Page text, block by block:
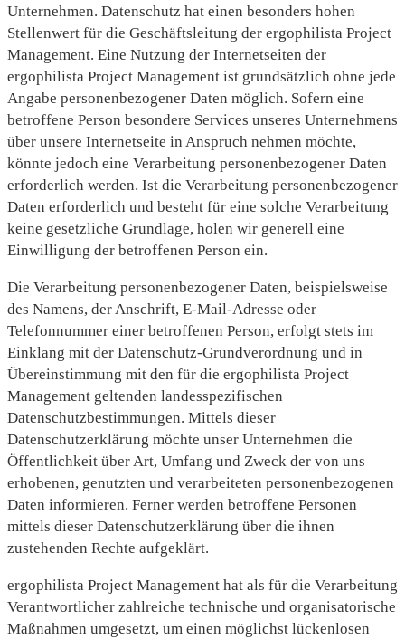
Unternehmen. Datenschutz hat einen besonders hohen
Stellenwert für die Geschäftsleitung der ergophilista Project
Management. Eine Nutzung der Internetseiten der
ergophilista Project Management ist grundsätzlich ohne jede
Angabe personenbezogener Daten möglich. Sofern eine
betroffene Person besondere Services unseres Unternehmens
über unsere Internetseite in Anspruch nehmen möchte,
könnte jedoch eine Verarbeitung personenbezogener Daten
erforderlich werden. Ist die Verarbeitung personenbezogener
Daten erforderlich und besteht für eine solche Verarbeitung
keine gesetzliche Grundlage, holen wir generell eine
Einwilligung der betroffenen Person ein.
Die Verarbeitung personenbezogener Daten, beispielsweise
des Namens, der Anschrift, E-Mail-Adresse oder
Telefonnummer einer betroffenen Person, erfolgt stets im
Einklang mit der Datenschutz-Grundverordnung und in
Übereinstimmung mit den für die ergophilista Project
Management geltenden landesspezifischen
Datenschutzbestimmungen. Mittels dieser
Datenschutzerklärung möchte unser Unternehmen die
Öffentlichkeit über Art, Umfang und Zweck der von uns
erhobenen, genutzten und verarbeiteten personenbezogenen
Daten informieren. Ferner werden betroffene Personen
mittels dieser Datenschutzerklärung über die ihnen
zustehenden Rechte aufgeklärt.
ergophilista Project Management hat als für die Verarbeitung
Verantwortlicher zahlreiche technische und organisatorische
Maßnahmen umgesetzt, um einen möglichst lückenlosen